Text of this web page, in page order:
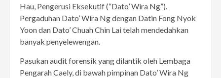
Hau, Pengerusi Eksekutif (“Dato’ Wira Ng”).
Pergaduhan Dato’ Wira Ng dengan Datin Fong Nyok
Yoon dan Dato’ Chuah Chin Lai telah mendedahkan
banyak penyelewengan.
Pasukan audit forensik yang dilantik oleh Lembaga
Pengarah Caely, di bawah pimpinan Dato’ Wira Ng